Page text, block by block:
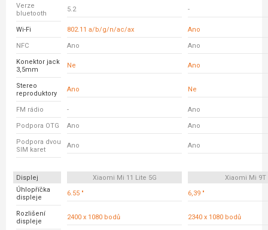
Verze
bluetooth
5.2 -
Wi-Fi 802.11 a/b/g/n/ac/ax Ano
NFC Ano Ano
Konektor jack
3,5mm
Ne Ano
Stereo
reproduktory
Ano Ne
FM rádio - Ano
Podpora OTG Ano Ano
Podpora dvou
SIM karet
Ano Ano
Displej Xiaomi Mi 11 Lite 5G
Xiaomi Mi 9T
Úhlopříčka
displeje
6.55 " 6,39 "
Rozlišení
displeje
2400 x 1080 bodů 2340 x 1080 bodů